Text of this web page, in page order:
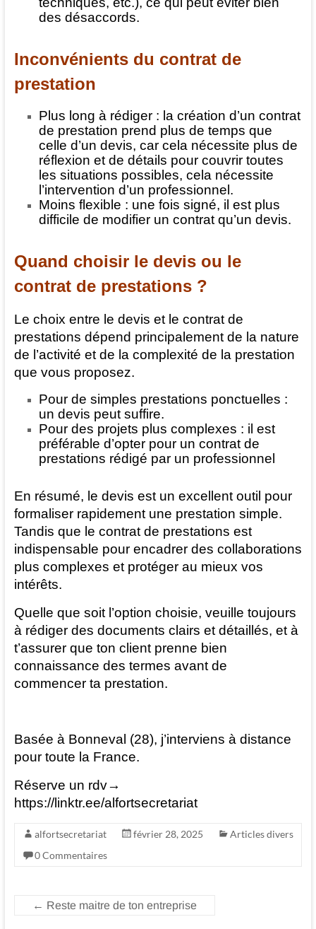
des désaccords.
Inconvénients du contrat de
prestation
Plus long à rédiger : la création d’un contrat
de prestation prend plus de temps que
celle d’un devis, car cela nécessite plus de
réflexion et de détails pour couvrir toutes
les situations possibles, cela nécessite
l’intervention d’un professionnel.
Moins flexible : une fois signé, il est plus
difficile de modifier un contrat qu’un devis.
Quand choisir le devis ou le
contrat de prestations ?
Le choix entre le devis et le contrat de
prestations dépend principalement de la nature
de l’activité et de la complexité de la prestation
que vous proposez.
Pour de simples prestations ponctuelles :
un devis peut suffire.
Pour des projets plus complexes : il est
préférable d’opter pour un contrat de
prestations rédigé par un professionnel
En résumé, le devis est un excellent outil pour
formaliser rapidement une prestation simple.
Tandis que le contrat de prestations est
indispensable pour encadrer des collaborations
plus complexes et protéger au mieux vos
intérêts.
Quelle que soit l’option choisie, veuille toujours
à rédiger des documents clairs et détaillés, et à
t’assurer que ton client prenne bien
connaissance des termes avant de
commencer ta prestation.
Basée à Bonneval (28), j’interviens à distance
pour toute la France.
Réserve un rdv→
https://linktr.ee/alfortsecretariat
alfortsecretariat février 28, 2025
Articles divers
0 Commentaires
← Reste maitre de ton entreprise